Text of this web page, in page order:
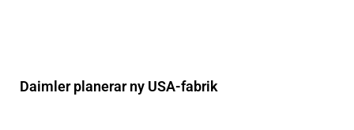
Daimler planerar ny USA-fabrik